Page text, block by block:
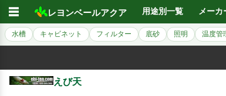
☰ レヨンベールアクア 用途別一覧 メーカ
水槽 キャビネット フィルター 底砂 照明 温度管
えび天